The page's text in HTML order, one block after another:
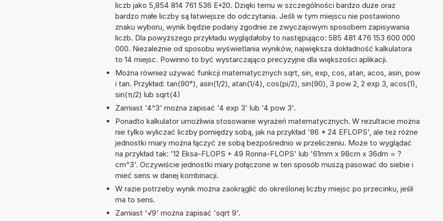
liczb jako 5,854 814 761 536 E+20. Dzięki temu w szczególności bardzo duże oraz
bardzo małe liczby są łatwiejsze do odczytania. Jeśli w tym miejscu nie postawiono
znaku wyboru, wynik będzie podany zgodnie ze zwyczajowym sposobem zapisywania
liczb. Dla powyższego przykładu wyglądałoby to następująco: 585 481 476 153 600 000
000. Niezależnie od sposobu wyświetlania wyników, największa dokładność kalkulatora
to 14 miejsc. Powinno to być wystarczająco precyzyjne dla większości aplikacji.
Można również używać funkcji matematycznych sqrt, sin, exp, cos, atan, acos, asin, pow
i tan. Przykład: tan(90°), asin(1/2), atan(1/4), cos(pi/2), sin(90), 3 pow 2, 2 exp 3, acos(1),
sin(π/2) lub sqrt(4)
Zamiast '4^3' można zapisać '4 exp 3' lub '4 pow 3'.
Ponadto kalkulator umożliwia stosowanie wyrażeń matematycznych. W rezultacie można
nie tylko wyliczać liczby pomiędzy sobą, jak na przykład '86 * 24 EFLOPS', ale też różne
jednostki miary można łączyć ze sobą bezpośrednio w przeliczeniu. Może to wyglądać
na przykład tak: '12 Eksa-FLOPS + 49 Ronna-FLOPS' lub '61mm x 98cm x 36dm = ?
cm^3'. Oczywiście jednostki miary połączone w ten sposób muszą pasować do siebie i
mieć sens w danej kombinacji.
W razie potrzeby wynik można zaokrąglić do określonej liczby miejsc po przecinku, jeśli
ma to sens.
Zamiast '√9' można zapisać 'sqrt 9'.